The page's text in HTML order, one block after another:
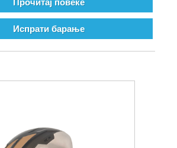
Прочитај повеќе
Испрати барање